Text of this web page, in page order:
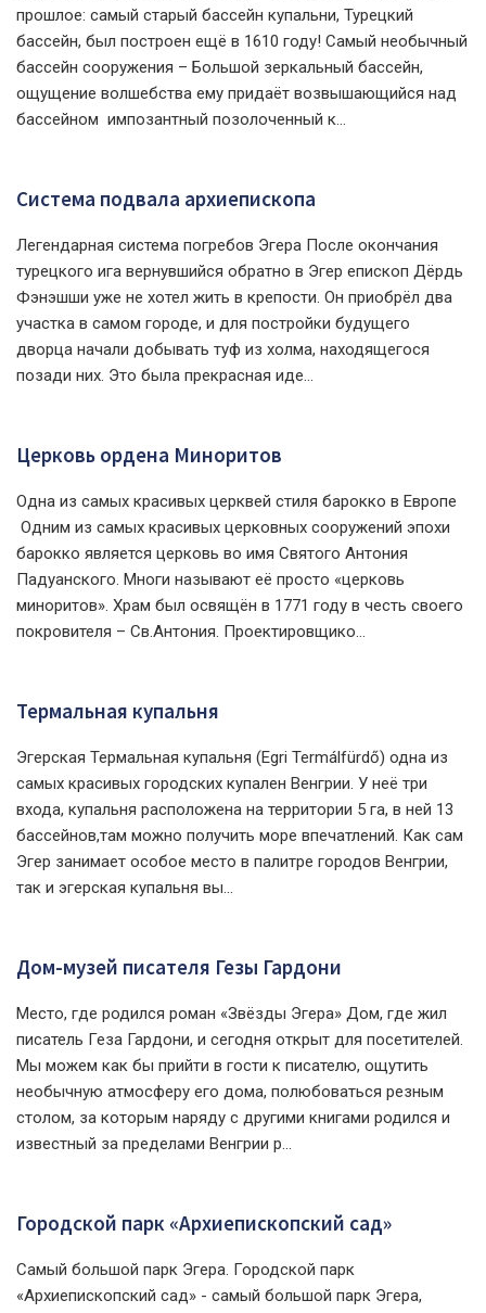
прошлое: самый старый бассейн купальни, Турецкий
бассейн, был построен ещё в 1610 году! Самый необычный
бассейн сооружения – Большой зеркальный бассейн,
ощущение волшебства ему придаёт возвышающийся над
бассейном импозантный позолоченный к...
Система подвала архиепископа
Легендарная система погребов Эгера После окончания
турецкого ига вернувшийся обратно в Эгер епископ Дёрдь
Фэнэшши уже не хотел жить в крепости. Он приобрёл два
участка в самом городе, и для постройки будущего
дворца начали добывать туф из холма, находящегося
позади них. Это была прекрасная иде...
Церковь ордена Миноритов
Одна из самых красивых церквей стиля барокко в Европе
Одним из самых красивых церковных сооружений эпохи
барокко является церковь во имя Святого Антония
Падуанского. Многи называют её просто «церковь
миноритов». Храм был освящён в 1771 году в честь своего
покровителя – Св.Антония. Проектировщико...
Термальная купальня
Эгерская Термальная купальня (Egri Termálfürdő) одна из
самых красивых городских купален Венгрии. У неё три
входа, купальня расположена на территории 5 га, в ней 13
бассейнов,там можно получить море впечатлений. Как сам
Эгер занимает особое место в палитре городов Венгрии,
так и эгерская купальня вы...
Дом-музей писателя Гезы Гардони
Место, где родился роман «Звёзды Эгера» Дом, где жил
писатель Геза Гардони, и сегодня открыт для посетителей.
Мы можем как бы прийти в гости к писателю, ощутить
необычную атмосферу его дома, полюбоваться резным
столом, за которым наряду с другими книгами родился и
известный за пределами Венгрии р...
Городской парк «Архиепископский сад»
Cамый большой парк Эгера. Городской парк
«Архиепископский сад» - самый большой парк Эгера,